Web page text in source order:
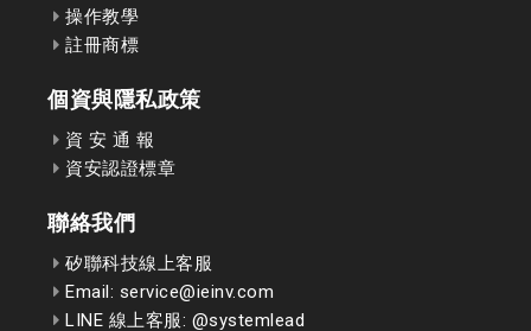
操作教學
註冊商標
個資與隱私政策
資 安 通 報
資安認證標章
聯絡我們
矽聯科技線上客服
Email: service@ieinv.com
LINE 線上客服: @systemlead